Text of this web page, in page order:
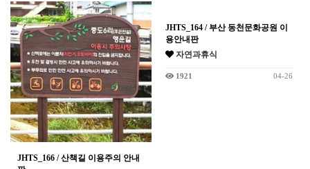
JHTS_166 / 산책길 이용주의 안내
JHTS_164 / 부산 동천문화공원 이
용안내판
자연과휴식
1921 04-26